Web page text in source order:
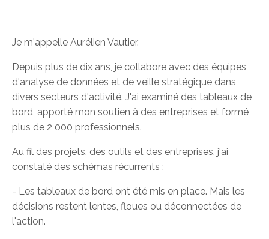
Je m'appelle Aurélien Vautier.
Depuis plus de dix ans, je collabore avec des équipes
d'analyse de données et de veille stratégique dans
divers secteurs d'activité. J'ai examiné des tableaux de
bord, apporté mon soutien à des entreprises et formé
plus de 2 000 professionnels.
Au fil des projets, des outils et des entreprises, j'ai
constaté des schémas récurrents :
- Les tableaux de bord ont été mis en place. Mais les
décisions restent lentes, floues ou déconnectées de
l'action.